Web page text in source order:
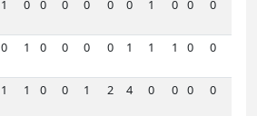
1 0 0 0 0 0 0 1 0 0 0
0 1 0 0 0 0 1 1 1 0 0
1 1 0 0 1 2 4 0 0 0 0